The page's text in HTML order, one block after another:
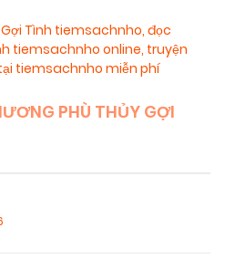
Tình tiemsachnho, đọc
tiemsachnho online, truyện
tiemsachnho miễn phí
PHÙ THỦY GỢI